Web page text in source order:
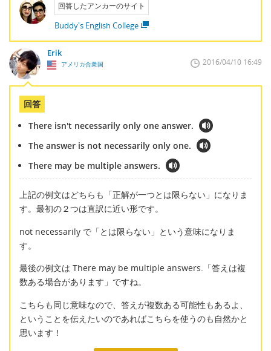
回答したアンカーのサイト
Buddy's English College
Erik
アメリカ合衆国 2016/04/10 16:49
回答
There isn't necessarily only one answer.
The answer is not necessarily only one.
There may be multiple answers.
上記の例文はどちらも「正解が一つとは限らない」になりま
す。最初の２つは直訳に近い形です。
not necessarily で「とは限らない」という意味になりま
す。
最後の例文は There may be multiple answers.「答えは複
数ある場合があります」ですね。
こちらも同じ意味なので、答えが複数ある可能性もあるよ、
ということを伝えたいのであればこちらを使うのも自然かと
思います！